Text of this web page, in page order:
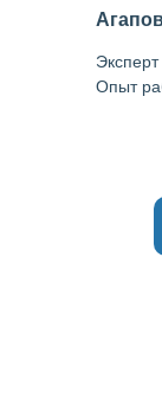
Опыт